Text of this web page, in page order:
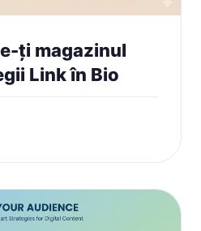
ți magazinul
Link în Bio